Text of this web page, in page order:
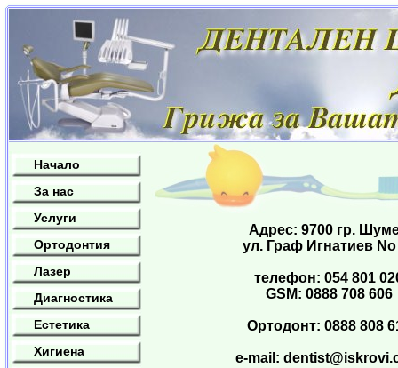
Начало
За нас
Услуги
Ортодонтия
Лазер
Диагностика
Естетика
Хигиена
Адрес: 9700 гр.
ул. Граф Игнатиев No
телефон: 054 801
GSM: 0888 708 606
Ортодонт: 0888 808
e-mail: